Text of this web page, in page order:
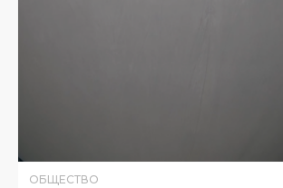
ОБЩЕСТВО